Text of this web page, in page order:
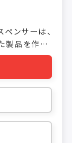
ンサーは、
製品を作る
、パーセント
機械による
サーと接続